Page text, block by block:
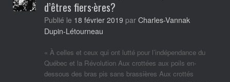
d’êtres fiers·ères?
Publié le 18 février 2019 par Charles-Vannak
Dupin-Létourneau
« À celles et ceux qui ont lutté pour l’indépendance du
Québec et la Révolution Aux crottées aux poils en-
dessous des bras pis sans brassières Aux crottés